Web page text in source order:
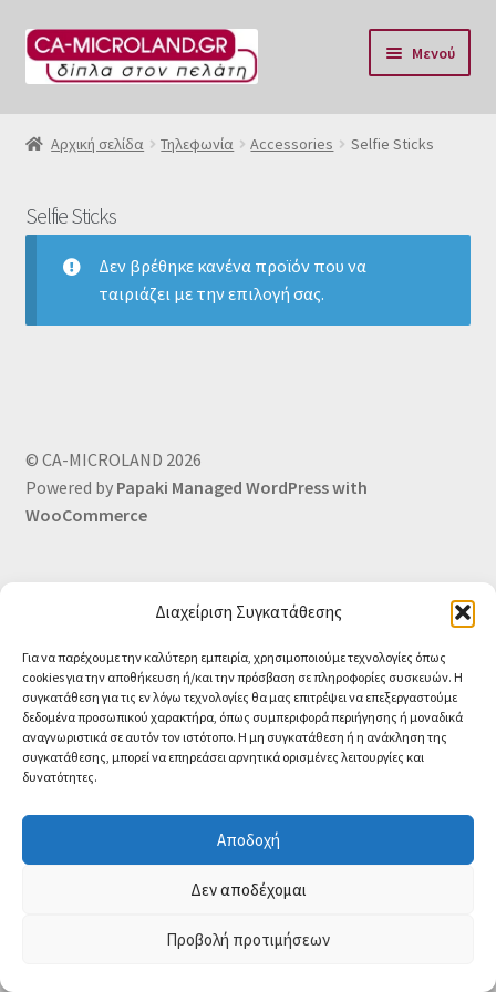
Διαχείριση Συγκατάθεσης
Για να παρέχουμε την καλύτερη εμπειρία, χρησιμοποιούμε τεχνολογίες όπως
cookies για την αποθήκευση ή/και την πρόσβαση σε πληροφορίες συσκευών. Η
συγκατάθεση για τις εν λόγω τεχνολογίες θα μας επιτρέψει να επεξεργαστούμε
δεδομένα προσωπικού χαρακτήρα, όπως συμπεριφορά περιήγησης ή μοναδικά
αναγνωριστικά σε αυτόν τον ιστότοπο. Η μη συγκατάθεση ή η ανάκληση της
συγκατάθεσης, μπορεί να επηρεάσει αρνητικά ορισμένες λειτουργίες και
δυνατότητες.
Αποδοχή
Δεν αποδέχομαι
Προβολή προτιμήσεων
Απευθείας
μετάβαση
Μετάβαση
σε
Μενού
Αρχική
Επικοινωνία & Ωράριο
Αποστολές
Πολιτική επιστροφών
Οι Συνεργασίες μας
Καλάθι
Σύνδεση
Αρχική σελίδα Τηλεφωνία Accessories Selfie Sticks
Selfie Sticks
Δεν βρέθηκε κανένα προϊόν που να
ταιριάζει με την επιλογή σας.
© CA-MICROLAND 2026
Powered by Papaki Managed WordPress with
WooCommerce
Contact us